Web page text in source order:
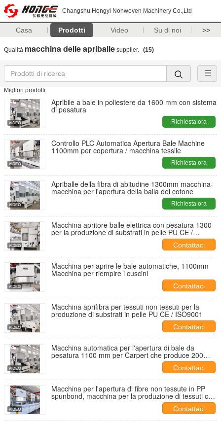
Changshu Hongyi Nonwoven Machinery Co.,Ltd
Casa Prodotti Video Su di noi >>
Qualità macchina delle apriballe supplier. (15)
Migliori prodotti
Apribile a bale in poliestere da 1600 mm con sistema
di pesatura
Richiesta ora
Controllo PLC Automatica Apertura Bale Machine
1100mm per copertura / macchina tessile
Richiesta ora
Apriballe della fibra di abitudine 1300mm macchina-
macchina per l'apertura della balla del cotone
Richiesta ora
Macchina apritore balle elettrica con pesatura 1300
per la produzione di substrati in pelle PU CE /
Contattaci
Macchina per aprire le bale automatiche, 1100mm
Macchina per riempire i cuscini
Contattaci
Macchina aprifibra per tessuti non tessuti per la
produzione di substrati in pelle PU CE / ISO9001
Contattaci
Macchina automatica per l'apertura di bale da
pesatura 1100 mm per Carpert che produce 200
Contattaci
Macchina per l'apertura di fibre non tessute in PP
spunbond, macchina per la produzione di tessuti con
Contattaci